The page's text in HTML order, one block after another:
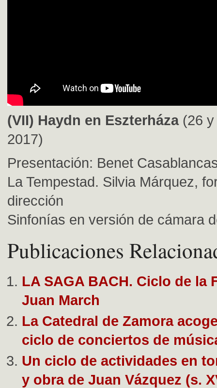
(VII) Haydn en Eszterháza(26 y
2017)
Presentación: Benet
La Tempestad. Silvia Márquez,
dirección
Sinfonías en versión de cámara
Publicaciones
LA SAGA BACH. Ciclo de la
Juan March
La Catedral de Zamora
ciclo de conciertos de
Un ciclo de actividades en
y obra de Juan Vázquez (s.